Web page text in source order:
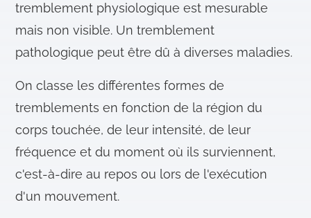
tremblement physiologique est mesurable
mais non visible. Un tremblement
pathologique peut être dû à diverses maladies.
On classe les différentes formes de
tremblements en fonction de la région du
corps touchée, de leur intensité, de leur
fréquence et du moment où ils surviennent,
c'est-à-dire au repos ou lors de l'exécution
d'un mouvement.